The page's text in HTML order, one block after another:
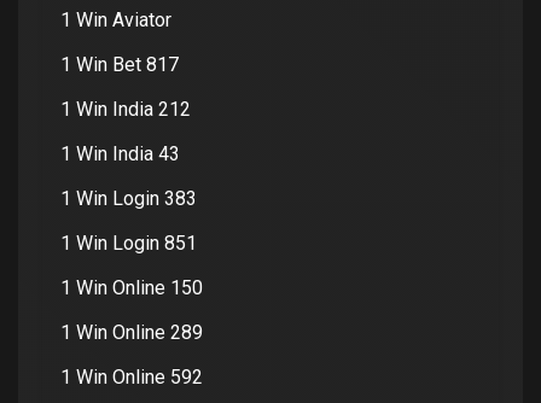
1 Win Aviator
1 Win Bet 817
1 Win India 212
1 Win India 43
1 Win Login 383
1 Win Login 851
1 Win Online 150
1 Win Online 289
1 Win Online 592